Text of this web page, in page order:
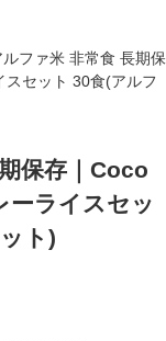
ファ米 非常食 長期保
スセット 30食(アルフ
保存｜Coco
ーライスセッ
ト)